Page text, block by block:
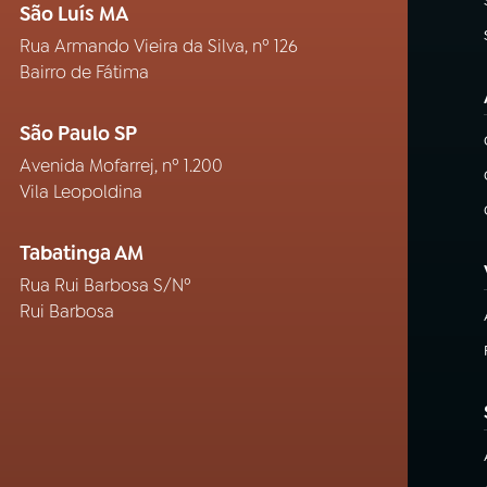
São Luís MA
Rua Armando Vieira da Silva, nº 126
Bairro de Fátima
São Paulo SP
Avenida Mofarrej, nº 1.200
Vila Leopoldina
Tabatinga AM
Rua Rui Barbosa S/Nº
Rui Barbosa